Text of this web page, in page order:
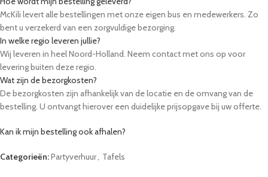
McKili levert alle bestellingen met onze eigen bus en medewerkers. Zo
bent u verzekerd van een zorgvuldige bezorging.
In welke regio leveren jullie?
Wij leveren in heel Noord-Holland. Neem contact met ons op voor
levering buiten deze regio.
Wat zijn de bezorgkosten?
De bezorgkosten zijn afhankelijk van de locatie en de omvang van de
bestelling. U ontvangt hierover een duidelijke prijsopgave bij uw offerte.
Kan ik mijn bestelling ook afhalen?
Kunnen tafels, stoelen en servies meegeleverd worden?
Categorieën:Partyverhuur, Tafels